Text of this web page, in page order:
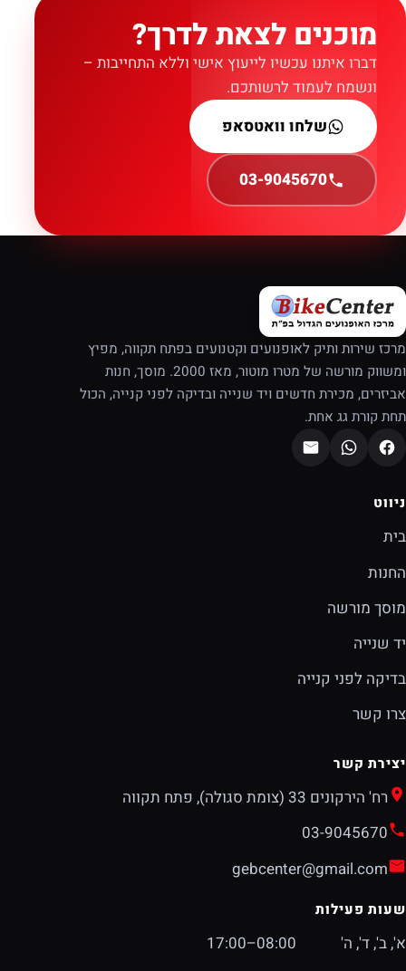
מוכנים לצאת לדרך?
דברו איתנו עכשיו לייעוץ אישי וללא התחייבות –
ונשמח לעמוד לרשותכם.
שלחו וואטסאפ
03-9045670
מרכז שירות ותיק לאופנועים וקטנועים בפתח תקווה, מפיץ
ומשווק מורשה של מטרו מוטור, מאז 2000. מוסך, חנות
אביזרים, מכירת חדשים ויד שנייה ובדיקה לפני קנייה, הכול
תחת קורת גג אחת.
ניווט
בית
החנות
מוסך מורשה
יד שנייה
בדיקה לפני קנייה
צרו קשר
יצירת קשר
רח' הירקונים 33 (צומת סגולה), פתח תקווה
03-9045670
gebcenter@gmail.com
שעות פעילות
א', ב', ד', ה'
08:00–17:00